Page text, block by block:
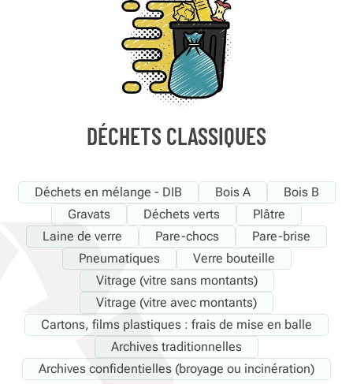
DÉCHETS CLASSIQUES
Déchets en mélange - DIB Bois A
Bois B
Gravats
Déchets verts
Plâtre
Laine de verre
Pare-chocs
Pare-brise
Pneumatiques
Verre bouteille
Vitrage (vitre sans montants)
Vitrage (vitre avec montants)
Cartons, films plastiques : frais de mise en balle
Archives traditionnelles
Archives confidentielles (broyage ou incinération)